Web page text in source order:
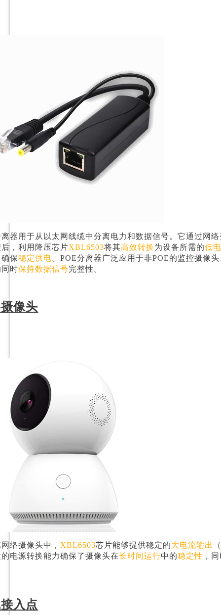
离器用于从以太网线缆中分离电力和数据信号。它通过网
后，利用降压芯片XBL6503将其高效转换为设备所需的低
确保稳定供电。POE分离器广泛应用于非POE的监控摄像
同时保持数据信号完整性。
像头
网络摄像头中，XBL6503芯片能够提供稳定的大电流输出
电源转换能力确保了摄像头在长时间运行中的稳定性 ，
入点